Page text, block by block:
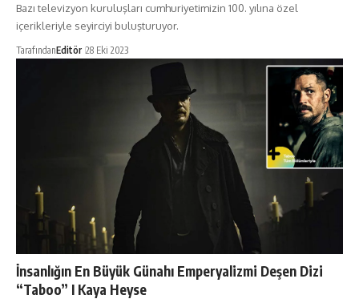
Bazı televizyon kuruluşları cumhuriyetimizin 100. yılına özel
içerikleriyle seyirciyi buluşturuyor.
TarafındanEditör 28 Eki 2023
İnsanlığın En Büyük Günahı Emperyalizmi Deşen Dizi
“Taboo” I Kaya Heyse